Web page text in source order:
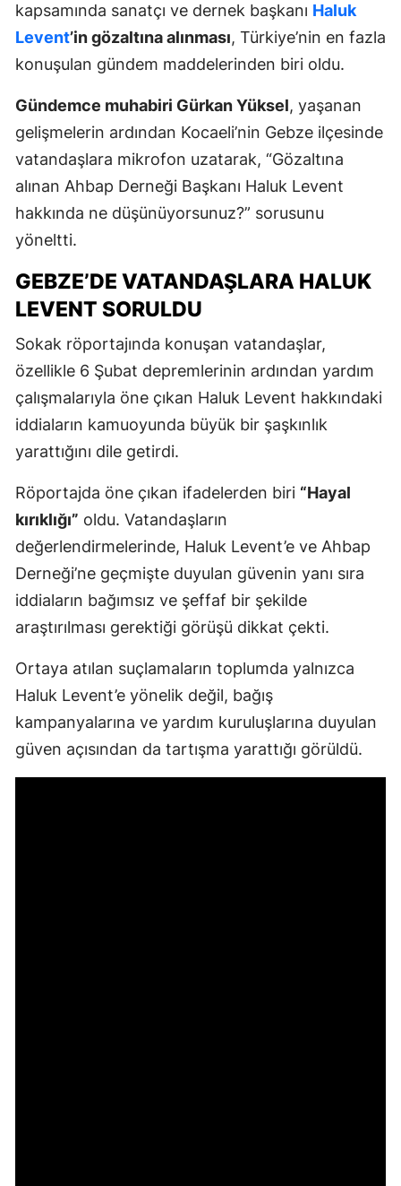
kapsamında sanatçı ve dernek başkanı Haluk
Levent’in gözaltına alınması, Türkiye’nin en fazla
konuşulan gündem maddelerinden biri oldu.
Gündemce muhabiri Gürkan Yüksel, yaşanan
gelişmelerin ardından Kocaeli’nin Gebze ilçesinde
vatandaşlara mikrofon uzatarak, “Gözaltına
alınan Ahbap Derneği Başkanı Haluk Levent
hakkında ne düşünüyorsunuz?” sorusunu
yöneltti.
GEBZE’DE VATANDAŞLARA HALUK
LEVENT SORULDU
Sokak röportajında konuşan vatandaşlar,
özellikle 6 Şubat depremlerinin ardından yardım
çalışmalarıyla öne çıkan Haluk Levent hakkındaki
iddiaların kamuoyunda büyük bir şaşkınlık
yarattığını dile getirdi.
Röportajda öne çıkan ifadelerden biri “Hayal
kırıklığı” oldu. Vatandaşların
değerlendirmelerinde, Haluk Levent’e ve Ahbap
Derneği’ne geçmişte duyulan güvenin yanı sıra
iddiaların bağımsız ve şeffaf bir şekilde
araştırılması gerektiği görüşü dikkat çekti.
Ortaya atılan suçlamaların toplumda yalnızca
Haluk Levent’e yönelik değil, bağış
kampanyalarına ve yardım kuruluşlarına duyulan
güven açısından da tartışma yarattığı görüldü.